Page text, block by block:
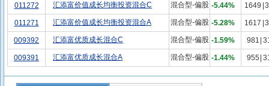
011272 汇添富价值成长均衡投资混合C 混合型-偏股 -5.44% 1649
011271 汇添富价值成长均衡投资混合A 混合型-偏股 -5.28% 1617
009392 汇添富优质成长混合C 混合型-偏股 -1.59% 981
009391 汇添富优质成长混合A 混合型-偏股 -1.44% 955